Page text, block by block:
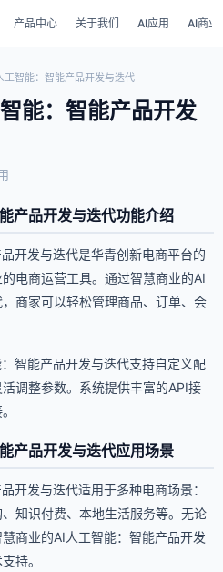
产品中心 关于我们 AI应用 AI商业
工智能：智能产品开发与迭代
能：智能产品开发
产品开发与迭代功能介绍
开发与迭代是华青创新电商平台的
电商运营工具。通过智慧商业的AI
商家可以轻松管理商品、订单、会
智能产品开发与迭代支持自定义配
调整参数。系统提供丰富的API接
产品开发与迭代应用场景
开发与迭代适用于多种电商场景：
知识付费、本地生活服务等。无论
商业的AI人工智能：智能产品开发
持。